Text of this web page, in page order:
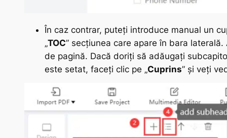
În caz contrar, puteți introduce manual un
„TOC” secțiunea care apare în bara laterală.
de pagină. Dacă doriți să adăugați
este setat, faceți clic pe „Cuprins” și veți